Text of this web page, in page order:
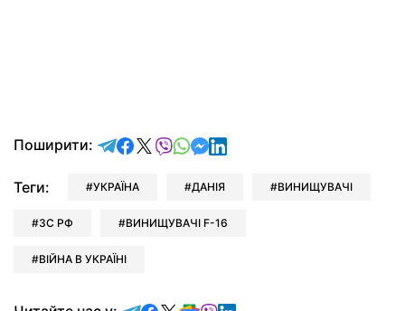
Поширити: відправити у Telegram
поділитись у Facebook
поділитись у X
відправити у Viber
відправити у Whatsapp
відправити у Messenger
відправити у LinkedIn
Теги: УКРАЇНА ДАНІЯ ВИНИЩУВАЧІ
ЗС РФ ВИНИЩУВАЧІ F-16
ВІЙНА В УКРАЇНІ